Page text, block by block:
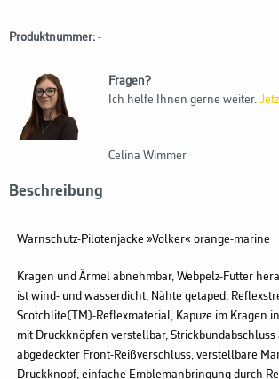
Produktnummer: -
Fragen?
Ich helfe Ihnen gerne weiter.
Celina Wimmer
Beschreibung
Warnschutz-Pilotenjacke »Volker« orange-marine
Kragen und Ärmel abnehmbar, Webpelz-Futter
ist wind- und wasserdicht, Nähte getaped,
Scotchlite(TM)-Reflexmaterial, Kapuze im Kragen
mit Druckknöpfen verstellbar, Strickbundabschluss
abgedeckter Front-Reißverschluss, verstellbare
Druckknopf, einfache Emblemanbringung durch